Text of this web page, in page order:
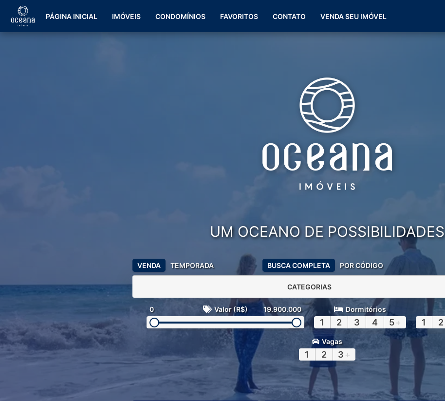
(51) 99266-0060
PÁGINA INICIAL IMÓVEIS CONDOMÍNIOS FAVORITOS CONTATO VENDA SEU IMÓVEL
UM OCEANO DE POSSIBILIDADES
VENDA TEMPORADA BUSCA COMPLETA POR CÓDIGO
CATEGORIAS
0 Valor (R$) 19.900.000 Dormitórios
1 2 3 4 5+ 1 2
Vagas
1 2 3 +